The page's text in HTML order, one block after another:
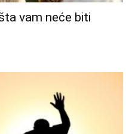
vam neće biti